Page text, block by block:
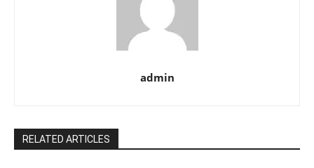
admin
RELATED ARTICLES